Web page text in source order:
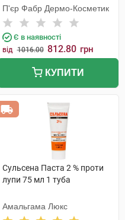
флакон
П'єр Фабр Дермо-Косметик
Є в наявності
від 1016.00 812.80 грн
КУПИТИ
Сульсена Паста 2 % проти
лупи 75 мл 1 туба
Амальгама Люкс